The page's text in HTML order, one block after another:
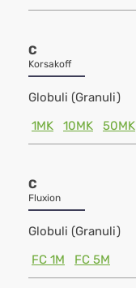
C
Korsakoff
Globuli (Granuli)
1MK
10MK 50MK
C
Fluxion
Globuli (Granuli)
FC 1M
FC 5M